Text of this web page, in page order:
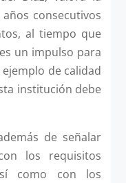
consecutivos
al tiempo que
un impulso para
de calidad
institución debe
de señalar
los requisitos
como con los